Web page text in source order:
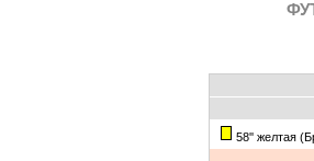
58'' желтая